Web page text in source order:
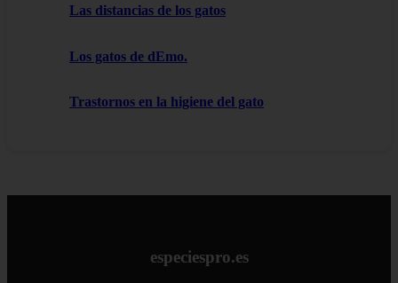
Las distancias de los gatos
Los gatos de dEmo.
Trastornos en la higiene del gato
especiespro.es